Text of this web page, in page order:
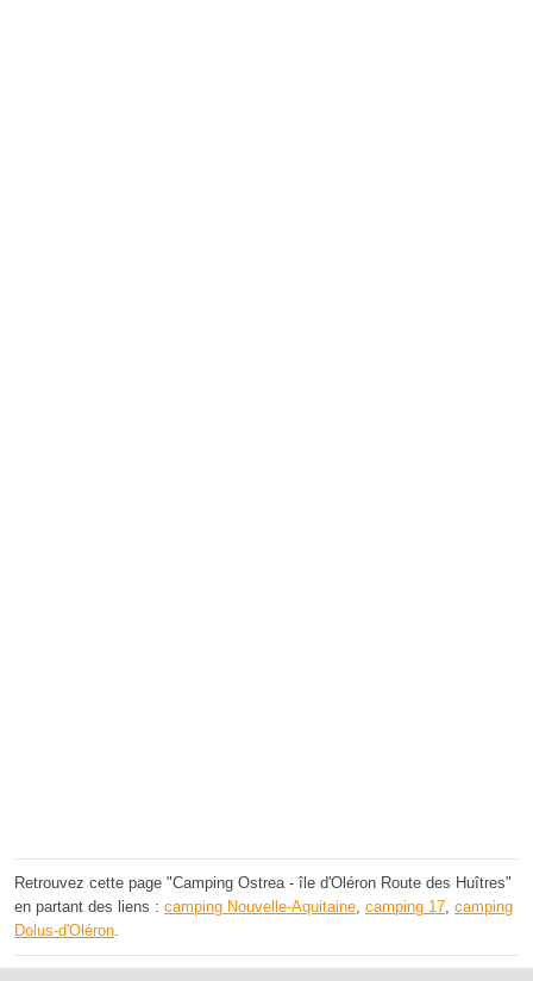
Retrouvez cette page "Camping Ostrea - île d'Oléron Route des Huîtres"
en partant des liens : camping Nouvelle-Aquitaine camping 17 camping
Dolus-d'Oléron